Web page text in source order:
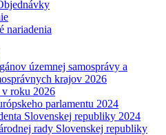
nariadenia
územnej samosprávy a
krajov 2026
v roku 2026
parlamentu 2024
Slovenskej republiky 2024
rady Slovenskej republiky